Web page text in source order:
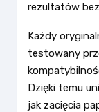
rezultatów
Każdy
testowany
Dzięki temu
jak zacięcia